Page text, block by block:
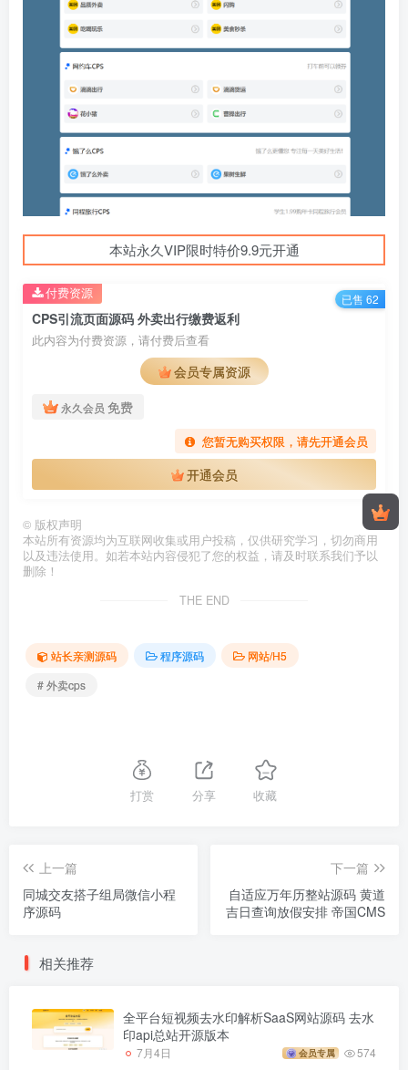
本站永久VIP限时特价9.9元开通
CPS引流页面源码 外卖出行缴费返利
此内容为付费资源，请付费后查看
会员专属资源
永久会员 免费
您暂无购买权限，请先开通会员
开通会员
付费资源 已售 62
© 版权声明
本站所有资源均为互联网收集或用户投稿，仅供研究学习，切勿商用
以及违法使用。如若本站内容侵犯了您的权益，请及时联系我们予以
删除！
THE END
站长亲测源码 程序源码
网站/H5
# 外卖cps
打赏 分享 收藏
上一篇
同城交友搭子组局微信小程
序源码
下一篇
自适应万年历整站源码 黄道
吉日查询放假安排 帝国CMS
相关推荐
全平台短视频去水印解析SaaS网站源码 去水
印api总站开源版本
7月4日 会员专属 574